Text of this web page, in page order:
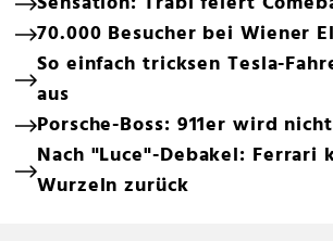
70.000 Besucher bei Wiener
So einfach tricksen Tesla-
aus
Porsche-Boss: 911er wird
Nach "Luce"-Debakel: Ferrari
Wurzeln zurück